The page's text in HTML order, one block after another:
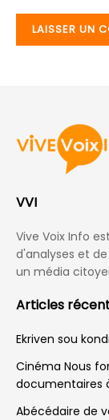
VVI
Vive Voix Info
d'analyses et
un média
Articles
Ekriven sou
Cinéma Nous
documentaires
Abécédaire de